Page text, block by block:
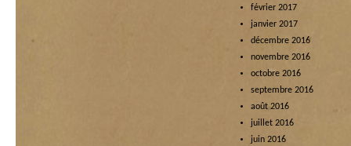
février 2017
janvier 2017
décembre 2016
novembre 2016
octobre 2016
septembre 2016
août 2016
juillet 2016
juin 2016